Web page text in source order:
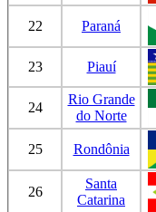
22 Paraná
23 Piauí
24
Rio Grande
do Norte
25 Rondônia
26
Santa
Catarina